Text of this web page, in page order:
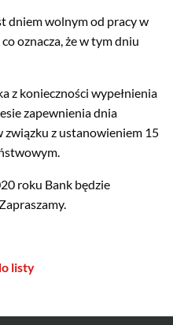
dniem wolnym od pracy w
oznacza, że w tym dniu
z konieczności wypełnienia
zapewnienia dnia
z ustanowieniem 15
roku Bank będzie
listy